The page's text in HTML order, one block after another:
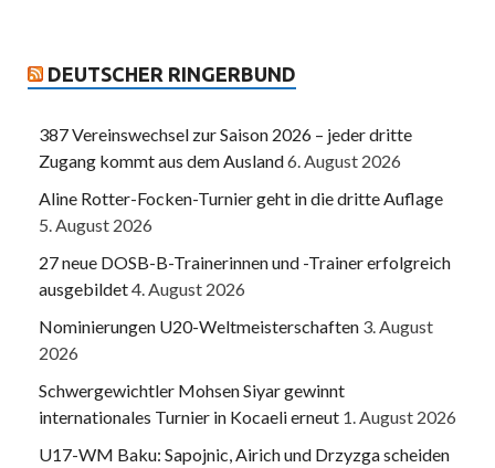
DEUTSCHER RINGERBUND
387 Vereinswechsel zur Saison 2026 – jeder dritte
Zugang kommt aus dem Ausland6. August 2026
Aline Rotter-Focken-Turnier geht in die dritte Auflage
5. August 2026
27 neue DOSB-B-Trainerinnen und -Trainer erfolgreich
ausgebildet4. August 2026
Nominierungen U20-Weltmeisterschaften 3. August
2026
Schwergewichtler Mohsen Siyar gewinnt
internationales Turnier in Kocaeli erneut 1. August 2026
U17-WM Baku: Sapojnic, Airich und Drzyzga scheiden